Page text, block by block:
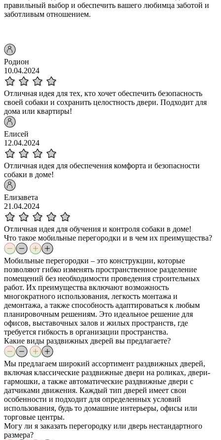
правильный выбор и обеспечить вашего любимца заботой и
заботливым отношением.
Родион
10.04.2024
Отличная идея для тех, кто хочет обеспечить безопасность
своей собаки и сохранить целостность двери. Подходит для
дома или квартиры!
Елисей
12.04.2024
Отличная идея для обеспечения комфорта и безопасности
собаки в доме!
Елизавета
21.04.2024
Отличная идея для обучения и контроля собаки в доме!
Что такое мобильные перегородки и в чем их преимущества?
Мобильные перегородки – это конструкции, которые
позволяют гибко изменять пространственное разделение
помещений без необходимости проведения строительных
работ. Их преимущества включают возможность
многократного использования, легкость монтажа и
демонтажа, а также способность адаптироваться к любым
планировочным решениям. Это идеальное решение для
офисов, выставочных залов и жилых пространств, где
требуется гибкость в организации пространства.
Какие виды раздвижных дверей вы предлагаете?
Мы предлагаем широкий ассортимент раздвижных дверей,
включая классические раздвижные двери на роликах, двери-
гармошки, а также автоматические раздвижные двери с
датчиками движения. Каждый тип дверей имеет свои
особенности и подходит для определенных условий
использования, будь то домашние интерьеры, офисы или
торговые центры.
Могу ли я заказать перегородку или дверь нестандартного
размера?